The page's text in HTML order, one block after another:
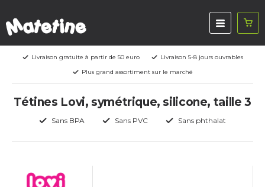
Livraison gratuite à partir de 50 euro
Livraison 5-8 jours ouvrables
Plus grand assortiment sur le marché
Tétines Lovi, symétrique, silicone, taille 3
Sans BPA Sans PVC Sans phthalat